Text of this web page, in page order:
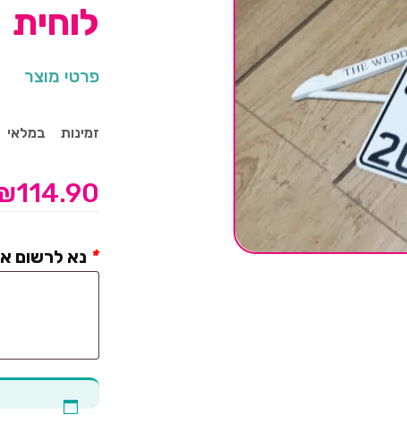
לוחית
פרטי מוצר
זמינות במלאי
114.90
נא לרשום *